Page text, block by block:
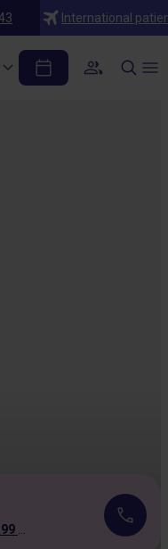
International